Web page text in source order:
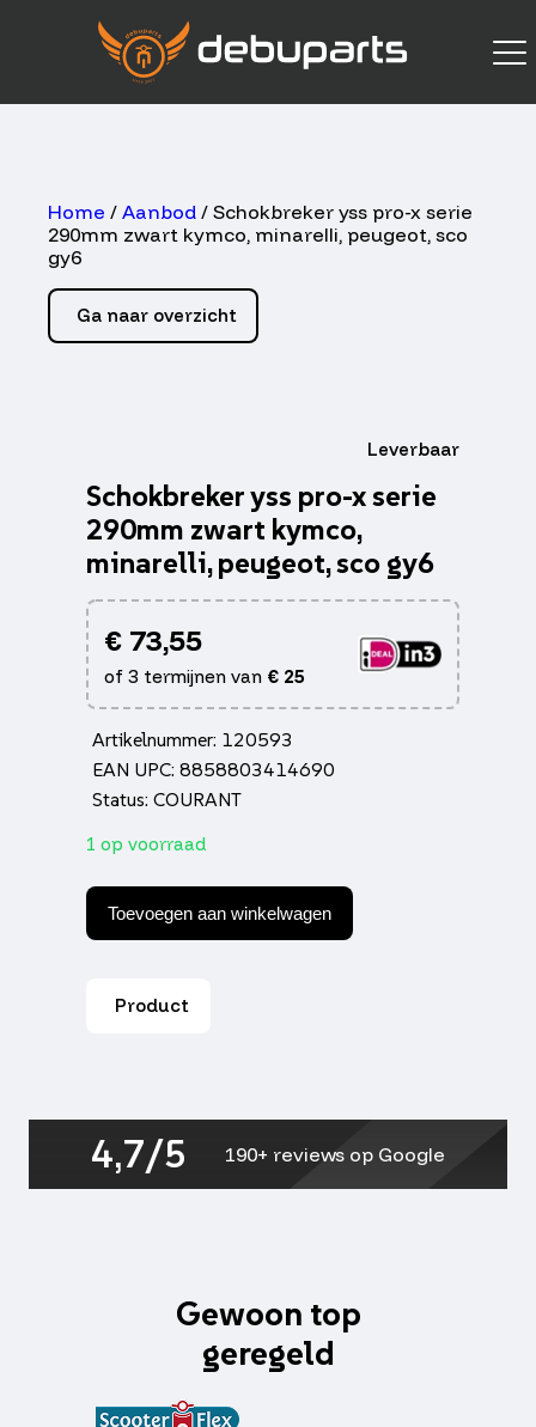
Home / Aanbod / Schokbreker yss pro-x serie
290mm zwart kymco, minarelli, peugeot, sco
gy6
Ga naar overzicht
Leverbaar
Schokbreker yss pro-x serie
290mm zwart kymco,
minarelli, peugeot, sco gy6
€73,55
of 3 termijnen van €25
Artikelnummer: 120593
EAN UPC: 8858803414690
Status: COURANT
1 op voorraad
yss
pro-
x
zwart
gy6
aantal
Toevoegen aan winkelwagen
Product
4,7/5 190+ reviews op Google
Gewoon top
geregeld